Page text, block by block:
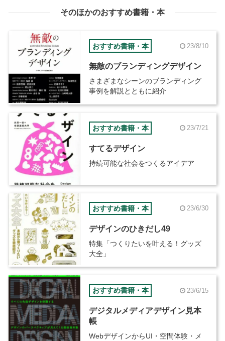
そのほかのおすすめ書籍・本
おすすめ書籍・本 23/8/10
無敵のブランディングデザイン
さまざまなシーンのブランディング
事例を解説とともに紹介
おすすめ書籍・本 23/7/21
すてるデザイン
持続可能な社会をつくるアイデア
おすすめ書籍・本 23/6/30
デザインのひきだし49
特集「つくりたいを叶える！グッズ
大全」
おすすめ書籍・本 23/6/15
デジタルメディアデザイン見本
帳
WebデザインからUI・空間体験・メ